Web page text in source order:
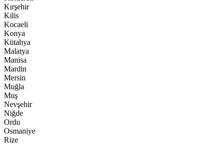
Kırşehir
Kilis
Kocaeli
Konya
Kütahya
Malatya
Manisa
Mardin
Mersin
Muğla
Muş
Nevşehir
Niğde
Ordu
Osmaniye
Rize